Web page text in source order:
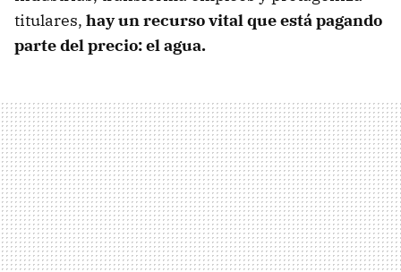
titulares, hay un recurso vital que está pagando
parte del precio: el agua.